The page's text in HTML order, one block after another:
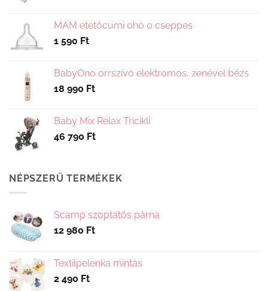
ki
MAM etetőcumi 0hó 0 cseppes
1 590 Ft
BabyOno orrszívó elektromos, zenével bézs
18 990 Ft
Baby Mix Relax Tricikli
46 790 Ft
NÉPSZERŰ TERMÉKEK
Scamp szoptatós párna
12 980 Ft
Textilpelenka mintás
2 490 Ft